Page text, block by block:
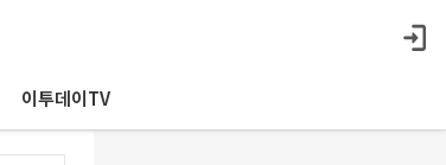
이투데이TV